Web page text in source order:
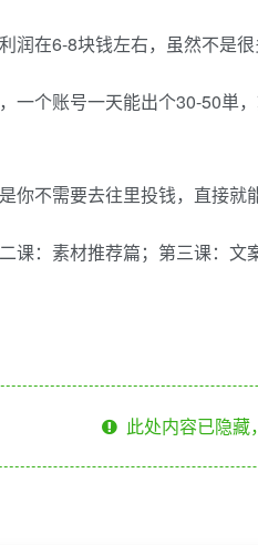
润在6-8块钱左右，虽然不是很
一个账号一天能出个30-50単
你不需要去往里投钱，直接就
课：素材推荐篇；第三课：文
此处内容已隐藏